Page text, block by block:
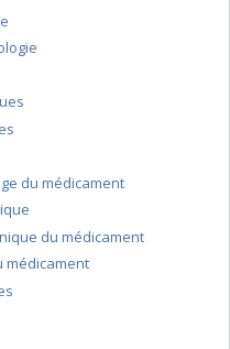
du médicament
du médicament
médicament